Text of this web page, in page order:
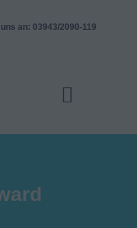
an: 03943/2090-119